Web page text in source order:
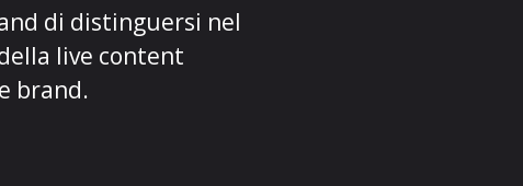
di distinguersi nel
live content
brand.